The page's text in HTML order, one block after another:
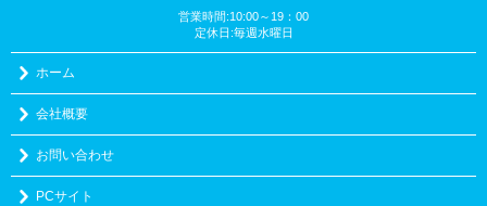
営業時間:10:00～19：00
定休日:毎週水曜日
ホーム
会社概要
お問い合わせ
PCサイト